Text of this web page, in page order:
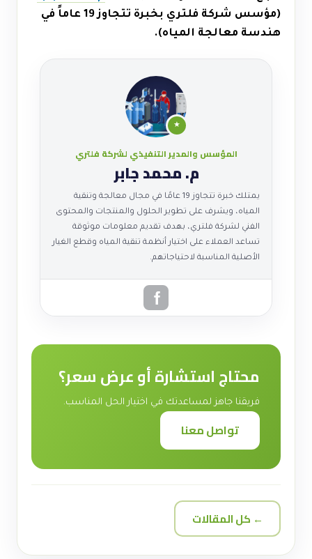
(مؤسس شركة فلتري بخبرة تتجاوز 19 عاماً في
هندسة معالجة المياه).
★
المؤسس والمدير التنفيذي لشركة فلتري
م. محمد جابر
يمتلك خبرة تتجاوز 19 عامًا في مجال معالجة وتنقية
المياه، ويشرف على تطوير الحلول والمنتجات والمحتوى
الفني لشركة فلتري، بهدف تقديم معلومات موثوقة
تساعد العملاء على اختيار أنظمة تنقية المياه وقطع الغيار
الأصلية المناسبة لاحتياجاتهم.
محتاج استشارة أو عرض سعر؟
فريقنا جاهز لمساعدتك في اختيار الحل المناسب.
تواصل معنا
← كل المقالات